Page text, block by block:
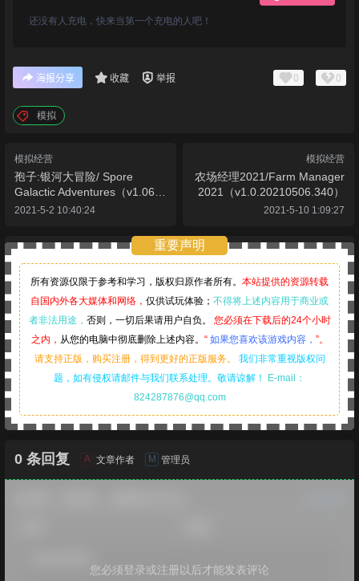
还没有人充电，快来当第一个充电的人吧！
海报分享 收藏 举报 0 0
模拟
模拟经营
孢子:银河大冒险/ Spore
Galactic Adventures（v1.06-
集成原版-银河冒险-美美丑丑-
2021-5-2 10:40:24
模拟经营
农场经理2021/Farm Manager
2021（v1.0.20210506.340）
2021-5-10 1:09:27
重要声明
所有资源仅限于参考和学习，版权归原作者所有。 本站提供的资源转载
自国内外各大媒体和网络， 仅供试玩体验； 不得将上述内容用于商业或
者非法用途， 否则，一切后果请用户自负。
您必须在下载后的24个小时
之内， 从您的电脑中彻底删除上述内容。 “如果您喜欢该游戏内容， ”。
请支持正版，购买注册，得到更好的正版服务。 我们非常重视版权问
题，如有侵权请邮件与我们联系处理。敬请谅解！
E-mail：
824287876@qq.com
0 条回复 A 文章作者 M 管理员
您必须登录或注册以后才能发表评论